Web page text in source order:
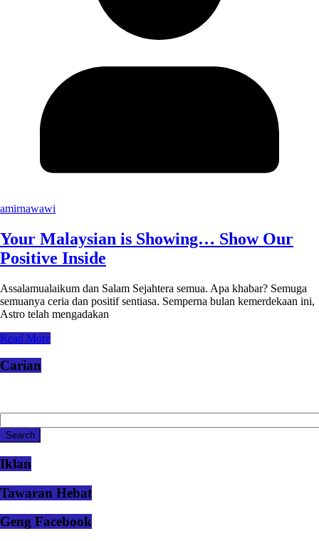
amirnawawi
Your Malaysian is Showing… Show Our
Positive Inside
Assalamualaikum dan Salam Sejahtera semua. Apa khabar? Semuga
semuanya ceria dan positif sentiasa. Semperna bulan kemerdekaan ini,
Astro telah mengadakan
Read More
Carian
Iklan
Tawaran Hebat
Geng Facebook